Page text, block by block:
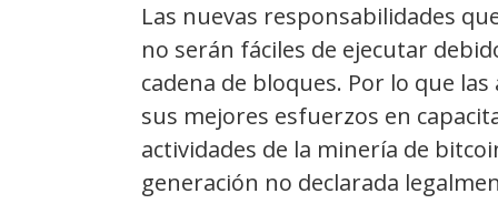
Las nuevas responsabilidades
no serán fáciles de ejecutar
cadena de bloques. Por lo que
sus mejores esfuerzos en
actividades de la minería de
generación no declarada